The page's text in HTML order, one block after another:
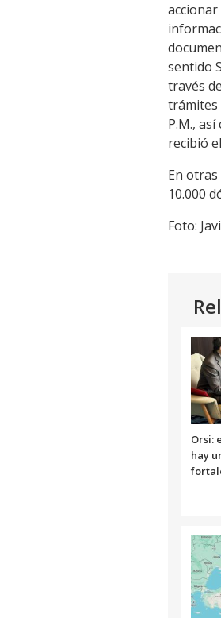
sentido
través
trámites
P.M.,
recibió
En
10.000
Foto:
Orsi:
hay